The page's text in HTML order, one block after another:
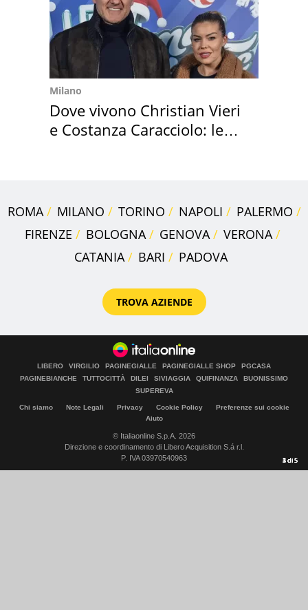
1di5
2di5
3di5
4di5
5di5
Milano
Dove vivono Christian Vieri
e Costanza Caracciolo: le
ROMA MILANO TORINO NAPOLI
PALERMO
FIRENZE
BOLOGNA GENOVA
VERONA
CATANIA
BARI PADOVA
TROVA AZIENDE
LIBERO VIRGILIO PAGINEGIALLE PAGINEGIALLE SHOP
PGCASA
PAGINEBIANCHE
TUTTOCITTÀ DILEI SIVIAGGIA QUIFINANZA
BUONISSIMO
SUPEREVA
Chi siamo Note Legali Privacy Cookie Policy
Preferenze sui cookie
Aiuto
© Italiaonline S.p.A. 2026
Direzione e coordinamento di Libero Acquisition S.á r.l.
P. IVA 03970540963